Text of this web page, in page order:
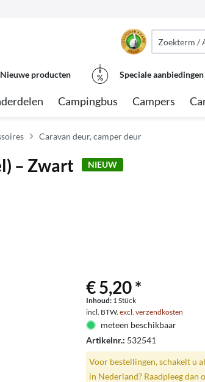
Nieuwe producten Speciale aanbiedingen
Campingbus Campers
Caravan deur, camper deur
– Zwart NIEUW
€ 5,20 *
Inhoud: 1 Stück
incl. BTW.excl. verzendkosten
meteen beschikbaar
Artikelnr.: 532541
Voor bestellingen, schakelt u
in Nederland? Raadpleeg dan